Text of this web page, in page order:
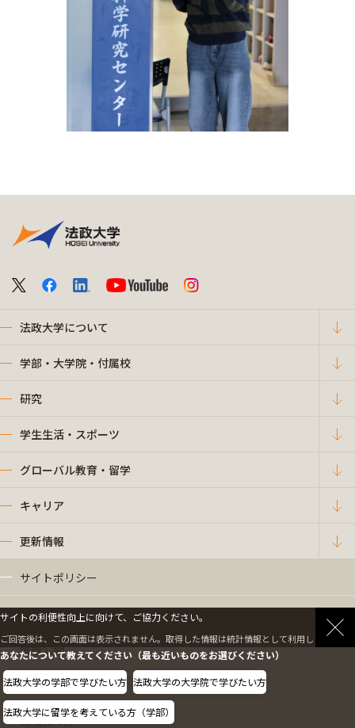
法政大学について
学部・大学院・付属校
研究
学生生活・スポーツ
グローバル教育・留学
キャリア
更新情報
サイトポリシー
プライバシーポリシー
情報公開
採用情報
教職員の方へ
サイトの利便性向上に向けて、ご協力ください。
ご回答後は、この画面は表示されません。取得した情報は統計情報として利用します。
あなたについて教えてください（最も近いものをお選びください）
法政大学の学部で学びたい方 法政大学の大学院で学びたい方
法政大学に留学を考えている方（学部）